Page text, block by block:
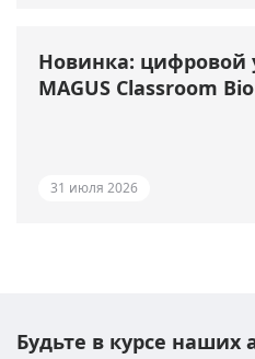
Новинка: цифровой
MAGUS Classroom
31 июля 2026
Будьте в курсе наших